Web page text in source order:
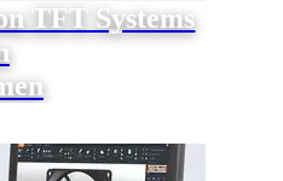
TFT Systems